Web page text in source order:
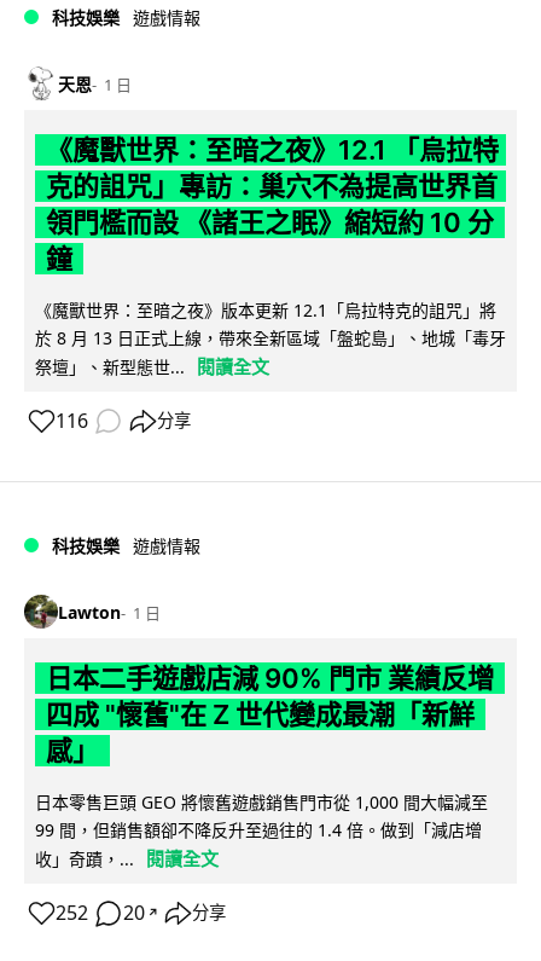
科技娛樂 遊戲情報
天恩 1 日
《魔獸世界：至暗之夜》12.1 「烏拉特
克的詛咒」專訪：巢穴不為提高世界首
領門檻而設 《諸王之眠》縮短約 10 分
鐘
《魔獸世界：至暗之夜》版本更新 12.1「烏拉特克的詛咒」將
於 8 月 13 日正式上線，帶來全新區域「盤蛇島」、地城「毒牙
祭壇」、新型態世...
閱讀全文
116 分享
科技娛樂 遊戲情報
Lawton 1 日
日本二手遊戲店減 90% 門市 業績反增
四成 "懷舊"在 Z 世代變成最潮「新鮮
感」
日本零售巨頭 GEO 將懷舊遊戲銷售門市從 1,000 間大幅減至
99 間，但銷售額卻不降反升至過往的 1.4 倍。做到「減店增
收」奇蹟，...
閱讀全文
252 20 ↗ 分享